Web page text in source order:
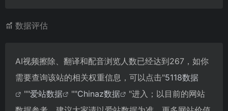
数据评估
AI视频擦除、翻译和配音浏览人数已经达到267，如你
需要查询该站的相关权重信息，可以点击"5118数据
""爱站数据 ""Chinaz数据
"进入；以目前的网站